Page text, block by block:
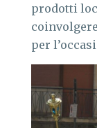
prodotti
per